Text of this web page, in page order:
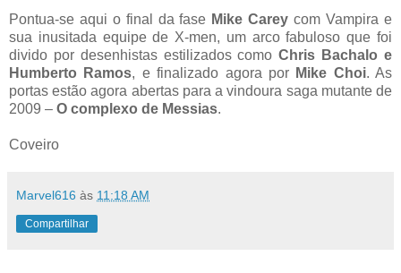
Pontua-se aqui o final da fase Mike Carey com Vampira e
sua inusitada equipe de X-men, um arco fabuloso que foi
divido por desenhistas estilizados comoChris Bachalo e
Humberto Ramos, e finalizado agora por Mike Choi. As
portas estão agora abertas para a vindoura saga mutante de
2009 – O complexo de Messias.
Coveiro
Marvel616 às 11:18 AM
Compartilhar